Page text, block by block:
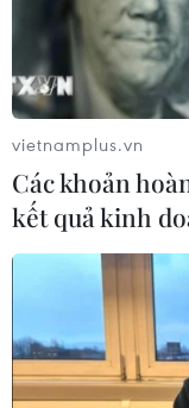
vietnamplus.vn
Các khoản
kết quả kinh